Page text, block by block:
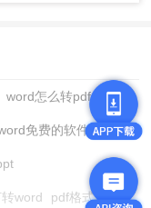
word怎么转pdf
免费的软件
word pdf格式转换